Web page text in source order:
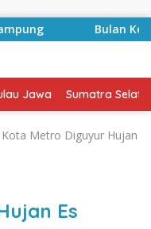
Bulan
Jawa Sumatra
Kota Metro Diguyur Hujan
Es